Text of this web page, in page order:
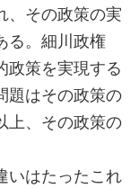
、その政策の実
る。細川政権
政策を実現する
題はその政策の
上、その政策の
いはたったこれ